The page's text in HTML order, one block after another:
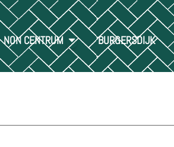
NON CENTRUM BURGERSDIJK